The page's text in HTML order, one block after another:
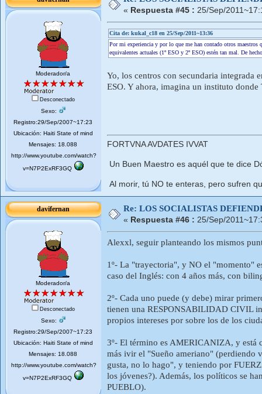
Moderador/a
Desconectado
Sexo:
Registro:29/Sep/2007~17:23
Ubicación: Haiti State of mind
Mensajes: 18.088
http://www.youtube.com/watch?
v=N7P2ExRF3GQ
« Respuesta #45 : 25/Sep/
Cita de: kukal_c18 en 25/Sep/2011~13:36
Por mi experiencia y por lo que me han contado otros maestros
equivalentes actuales (1º ESO y 2º ESO) estén tan mal. De
Yo, los centros con secundaria integrada
ESO. Y ahora, imagina un instituto
FORTVNA AVDATES IVVAT
Un Buen Maestro es aquél que te dice
Al morir, tú NO te enteras, pero sufren
davifernan
Moderador/a
Desconectado
Sexo:
Registro:29/Sep/2007~17:23
Ubicación: Haiti State of mind
Mensajes: 18.088
http://www.youtube.com/watch?
v=N7P2ExRF3GQ
Re: LOS SOCIALISTAS
« Respuesta #46 : 25/Sep/
Alexxl, seguir planteando los mismos
1º- La "trayectoria", y NO el "momento"
caso del Inglés: con 4 años más, con
2º- Cada uno puede (y debe) mirar
tienen una RESPONSABILIDAD CIVIL
propios intereses por sobre los de los
3º- El término es AMERICANIZA, y está
más ivir el "Sueño ameriano" (perdiendo
gusta, no lo hago", y teniendo por
los jóvenes?). Además, los políticos se
PUEBLO).